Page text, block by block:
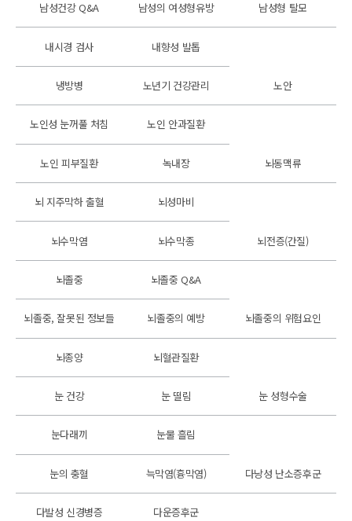
남성건강 Q&A 남성의 여성형유방 남성형 탈모
내시경 검사 내향성 발톱
냉방병 노년기 건강관리 노안
노인성 눈꺼풀 처침 노인 안과질환
노인 피부질환 녹내장 뇌동맥류
뇌 지주막하 출혈 뇌성마비
뇌수막염 뇌수막종 뇌전증(간질)
뇌졸중 뇌졸중 Q&A
뇌졸중, 잘못된 정보들 뇌졸중의 예방 뇌졸중의 위험요인
뇌종양 뇌혈관질환
눈 건강 눈 떨림 눈 성형수술
눈다래끼 눈물 흘림
눈의 충혈 늑막염(흉막염) 다낭성 난소증후군
다발성 신경병증 다운증후군